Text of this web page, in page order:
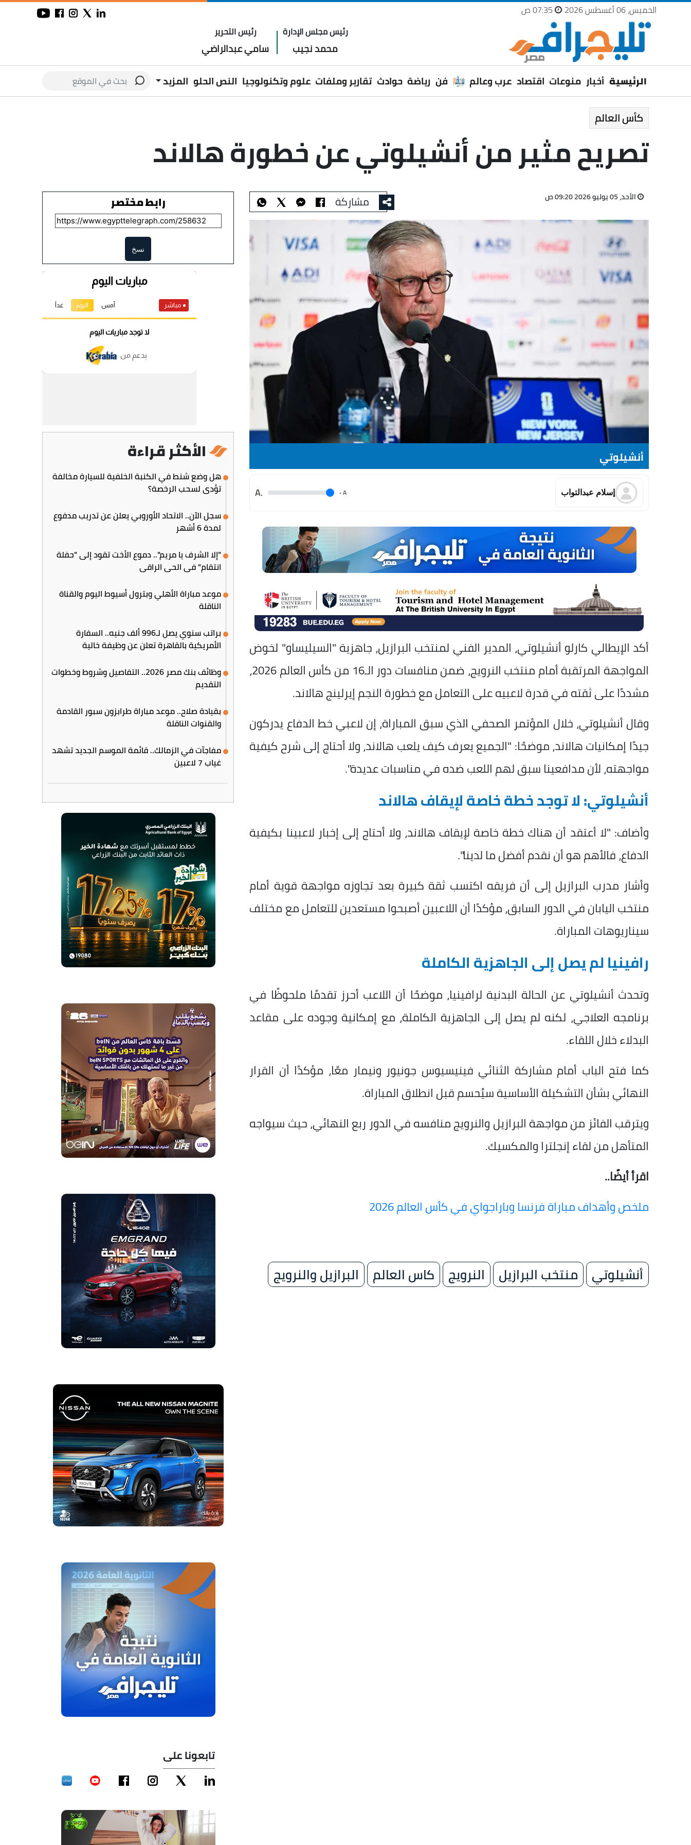
الخميس، 06 أغسطس 2026
رئيس مجلس الإدارة
محمد نجيب
رئيس التحرير
سامي عبدالراضي
الرئيسية أخبار منوعات اقتصاد عرب وعالم فن رياضة حوادث تقارير وملفات علوم وتكنولوجيا النص الحلو المزيد
كأس العالم
تصريح مثير من أنشيلوتي عن خطورة هالاند
الأحد، 05 يوليو 2026 09:20 ص مشاركة
أنشيلوتي
إسلام عبدالتواب A
.
.A
أكد الإيطالي كارلو أنشيلوتي، المدير الفني لمنتخب البرازيل، جاهزية "السيليساو" لخوض
المواجهة المرتقبة أمام منتخب النرويج، ضمن منافسات دور الـ16 من كأس العالم 2026،
مشددًا على ثقته في قدرة لاعبيه على التعامل مع خطورة النجم إيرلينج هالاند.
وقال أنشيلوتي، خلال المؤتمر الصحفي الذي سبق المباراة، إن لاعبي خط الدفاع يدركون
جيدًا إمكانيات هالاند، موضحًا: "الجميع يعرف كيف يلعب هالاند، ولا أحتاج إلى شرح كيفية
مواجهته، لأن مدافعينا سبق لهم اللعب ضده في مناسبات عديدة".
أنشيلوتي: لا توجد خطة خاصة لإيقاف هالاند
وأضاف: "لا أعتقد أن هناك خطة خاصة لإيقاف هالاند، ولا أحتاج إلى إخبار لاعبينا بكيفية
الدفاع، فالأهم هو أن نقدم أفضل ما لدينا".
وأشار مدرب البرازيل إلى أن فريقه اكتسب ثقة كبيرة بعد تجاوزه مواجهة قوية أمام
منتخب اليابان في الدور السابق، مؤكدًا أن اللاعبين أصبحوا مستعدين للتعامل مع مختلف
سيناريوهات المباراة.
رافينيا لم يصل إلى الجاهزية الكاملة
وتحدث أنشيلوتي عن الحالة البدنية لرافينيا، موضحًا أن اللاعب أحرز تقدمًا ملحوظًا في
برنامجه العلاجي، لكنه لم يصل إلى الجاهزية الكاملة، مع إمكانية وجوده على مقاعد
البدلاء خلال اللقاء.
كما فتح الباب أمام مشاركة الثنائي فينيسيوس جونيور ونيمار معًا، مؤكدًا أن القرار
النهائي بشأن التشكيلة الأساسية سيُحسم قبل انطلاق المباراة.
ويترقب الفائز من مواجهة البرازيل والنرويج منافسه في الدور ربع النهائي، حيث سيواجه
المتأهل من لقاء إنجلترا والمكسيك.
اقرأ أيضًا..
ملخص وأهداف مباراة فرنسا وباراجواي في كأس العالم 2026
أنشيلوتي منتخب البرازيل النرويج كاس العالم البرازيل والنرويج
رابط مختصر
نسخ
الأكثر قراءة
هل وضع شنط في الكنبة الخلفية للسيارة مخالفة
تؤدي لسحب الرخصة؟
سجل الآن.. الاتحاد الأوروبي يعلن عن تدريب مدفوع
لمدة 6 أشهر
"إلا الشرف يا مريم".. دموع الأخت تقود إلى "حفلة
انتقام" في الحي الراقي
موعد مباراة الأهلي وبترول أسيوط اليوم والقناة
الناقلة
براتب سنوي يصل لـ996 ألف جنيه.. السفارة
الأمريكية بالقاهرة تعلن عن وظيفة خالية
وظائف بنك مصر 2026.. التفاصيل وشروط وخطوات
التقديم
بقيادة صلاح.. موعد مباراة طرابزون سبور القادمة
والقنوات الناقلة
مفاجآت في الزمالك.. قائمة الموسم الجديد تشهد
غياب 7 لاعبين
تابعونا على